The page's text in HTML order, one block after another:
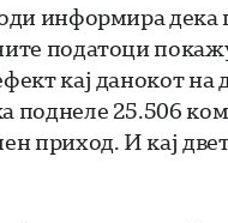
информира
податоци
кај данокот
поднеле 25.506
приход. И кај